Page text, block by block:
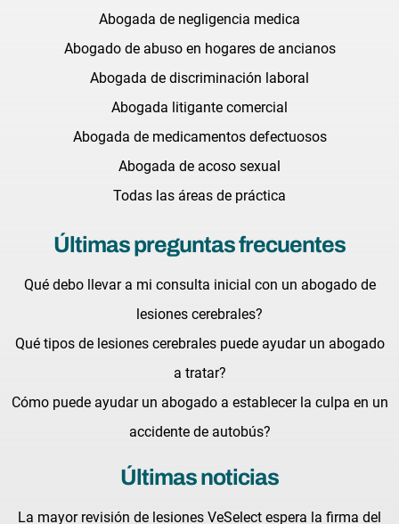
Abogada de negligencia medica
Abogado de abuso en hogares de ancianos
Abogada de discriminación laboral
Abogada litigante comercial
Abogada de medicamentos defectuosos
Abogada de acoso sexual
Todas las áreas de práctica
Últimas preguntas frecuentes
Qué debo llevar a mi consulta inicial con un abogado de
lesiones cerebrales?
Qué tipos de lesiones cerebrales puede ayudar un abogado
a tratar?
Cómo puede ayudar un abogado a establecer la culpa en un
accidente de autobús?
Últimas noticias
La mayor revisión de lesiones VeSelect espera la firma del